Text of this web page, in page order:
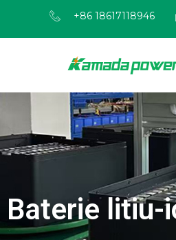
+86 18617118946
Baterie litiu-